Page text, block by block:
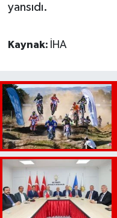
yansıdı.
Kaynak: İHA